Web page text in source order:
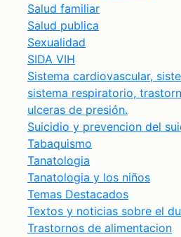
Salud familiar
Salud publica
Sexualidad
SIDA VIH
Sistema cardiovascular,
sistema respiratorio,
ulceras de presión.
Suicidio y prevencion del
Tabaquismo
Tanatologia
Tanatologia y los niños
Temas Destacados
Textos y noticias sobre el
Trastornos de alimentacion